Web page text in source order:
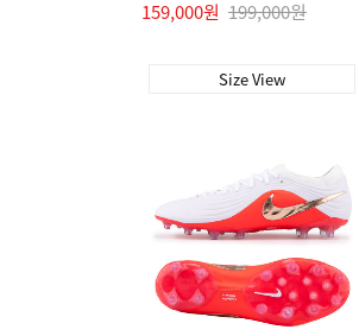
159,000원 199,000원
Size View